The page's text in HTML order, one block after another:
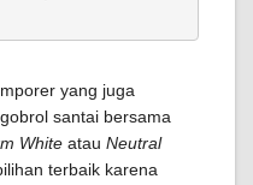
yang juga
santai bersama
White atau Neutral
terbaik karena